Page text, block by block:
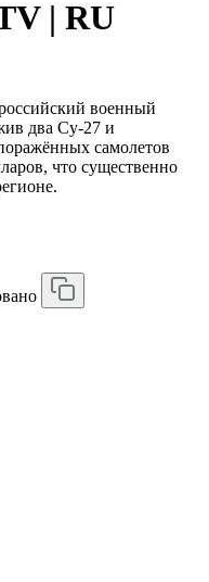
| RU
военный
два Су-27 и
самолетов
что существенно